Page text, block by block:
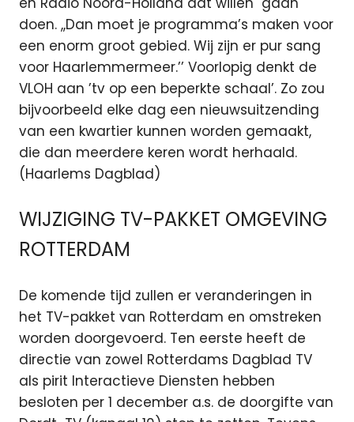
doen. ,,Dan moet je programma’s maken voor
een enorm groot gebied. Wij zijn er pur sang
voor Haarlemmermeer.’’ Voorlopig denkt de
VLOH aan ’tv op een beperkte schaal’. Zo zou
bijvoorbeeld elke dag een nieuwsuitzending
van een kwartier kunnen worden gemaakt,
die dan meerdere keren wordt herhaald.
(Haarlems Dagblad)
WIJZIGING TV-PAKKET OMGEVING
ROTTERDAM
De komende tijd zullen er veranderingen in
het TV-pakket van Rotterdam en omstreken
worden doorgevoerd. Ten eerste heeft de
directie van zowel Rotterdams Dagblad TV
als pirit Interactieve Diensten hebben
besloten per 1 december a.s. de doorgifte van